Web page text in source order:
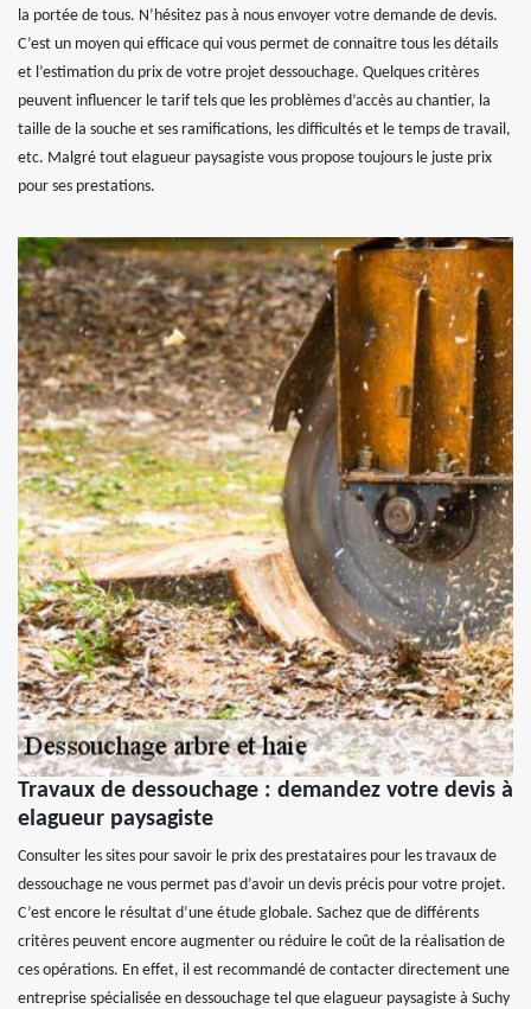
la portée de tous. N’hésitez pas à nous envoyer votre demande de devis.
C’est un moyen qui efficace qui vous permet de connaitre tous les détails
et l’estimation du prix de votre projet dessouchage. Quelques critères
peuvent influencer le tarif tels que les problèmes d’accès au chantier, la
taille de la souche et ses ramifications, les difficultés et le temps de travail,
etc. Malgré tout elagueur paysagiste vous propose toujours le juste prix
pour ses prestations.
Travaux de dessouchage : demandez votre devis à
elagueur paysagiste
Consulter les sites pour savoir le prix des prestataires pour les travaux de
dessouchage ne vous permet pas d’avoir un devis précis pour votre projet.
C’est encore le résultat d’une étude globale. Sachez que de différents
critères peuvent encore augmenter ou réduire le coût de la réalisation de
ces opérations. En effet, il est recommandé de contacter directement une
entreprise spécialisée en dessouchage tel que elagueur paysagiste à Suchy